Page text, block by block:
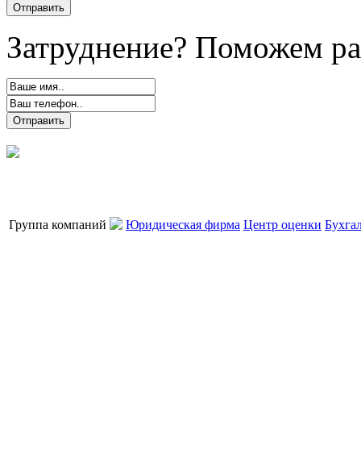
Затруднение? Поможем
Группа компаний Юридическая фирма Центр оценки